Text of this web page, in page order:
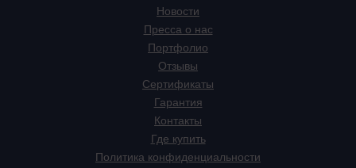
Новости
Пресса о нас
Портфолио
Отзывы
Сертификаты
Гарантия
Контакты
Где купить
Политика конфиденциальности